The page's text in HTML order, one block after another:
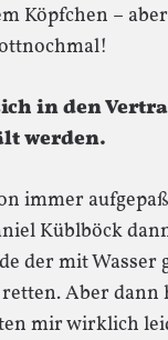
Köpfchen –
in den
werden.
immer
Küblböck
der mit
Aber dann
mir wirklich